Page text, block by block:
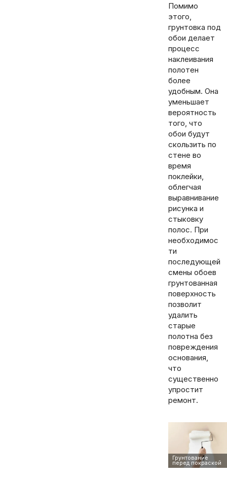
Помимо
этого,
грунтовка под
обои делает
процесс
наклеивания
полотен
более
удобным. Она
уменьшает
вероятность
того, что
обои будут
скользить по
стене во
время
поклейки,
облегчая
выравнивание
рисунка и
стыковку
полос. При
необходимос
ти
последующей
смены обоев
грунтованная
поверхность
позволит
удалить
старые
полотна без
повреждения
основания,
что
существенно
упростит
ремонт.